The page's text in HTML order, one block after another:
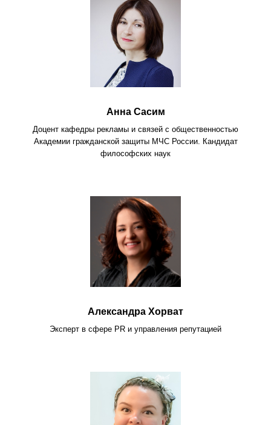
Анна Сасим
Доцент кафедры рекламы и связей с общественностью
Академии гражданской защиты МЧС России. Кандидат
философских наук
Александра Хорват
Эксперт в сфере PR и управления репутацией